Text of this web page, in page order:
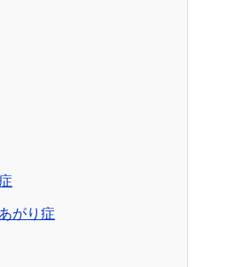
がり症